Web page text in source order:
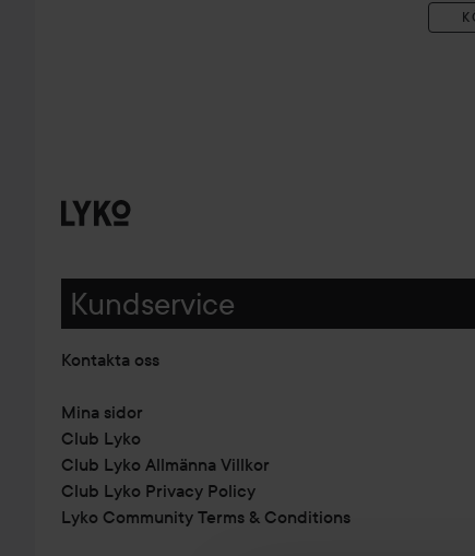
Kundservice
Kontakta oss
Mina sidor
Club Lyko
Club Lyko Allmänna Villkor
Club Lyko Privacy Policy
Lyko Community Terms & Conditions